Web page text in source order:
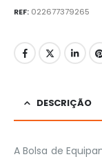
REF: 022677379265
DESCRIÇÃO
A Bolsa de